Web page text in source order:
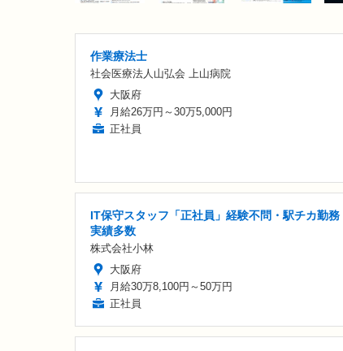
作業療法士
社会医療法人山弘会 上山病院
大阪府
月給26万円～30万5,000円
正社員
IT保守スタッフ「正社員」経験不問・駅チカ勤務
実績多数
株式会社小林
大阪府
月給30万8,100円～50万円
正社員